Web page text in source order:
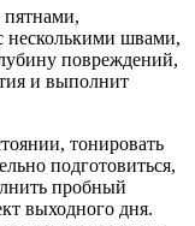
несколькими швами,
повреждений,
и выполнит
тонировать
подготовиться,
пробный
выходного дня.